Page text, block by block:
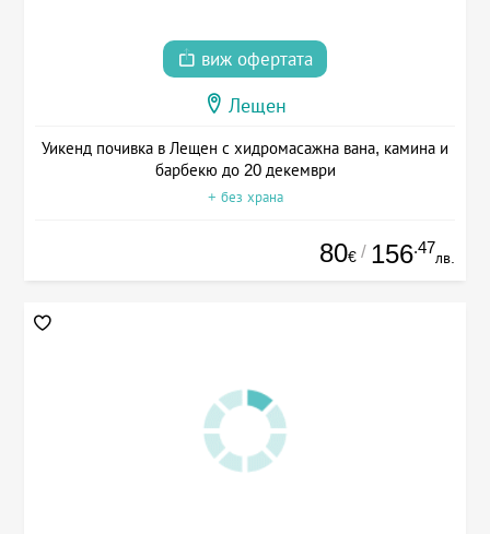
виж офертата
Лещен
Уикенд почивка в Лещен с хидромасажна вана, камина и
барбекю до 20 декември
+ без храна
80€ / 156.47
лв.